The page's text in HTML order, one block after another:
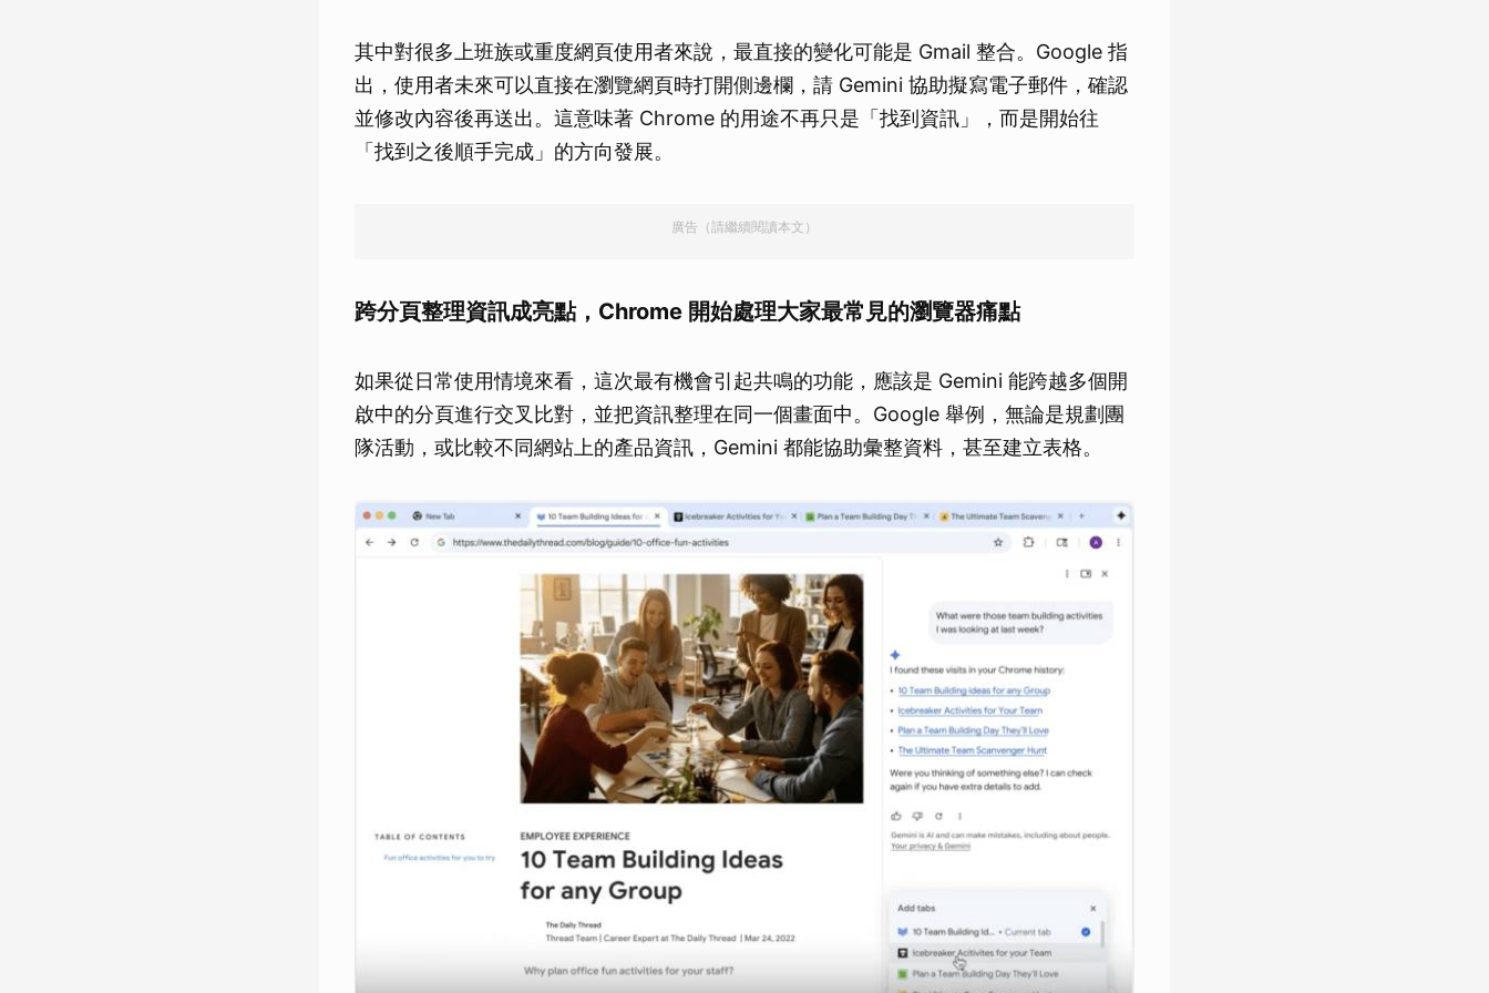
其中對很多上班族或重度網頁使用者來說，最直接的變化可能是 Gmail 整合。Google 指
出，使用者未來可以直接在瀏覽網頁時打開側邊欄，請 Gemini 協助擬寫電子郵件，確認
並修改內容後再送出。這意味著 Chrome 的用途不再只是「找到資訊」，而是開始往
「找到之後順手完成」的方向發展。
廣告（請繼續閱讀本文）
跨分頁整理資訊成亮點，Chrome 開始處理大家最常見的瀏覽器痛點
如果從日常使用情境來看，這次最有機會引起共鳴的功能，應該是 Gemini 能跨越多個開
啟中的分頁進行交叉比對，並把資訊整理在同一個畫面中。Google 舉例，無論是規劃團
隊活動，或比較不同網站上的產品資訊，Gemini 都能協助彙整資料，甚至建立表格。